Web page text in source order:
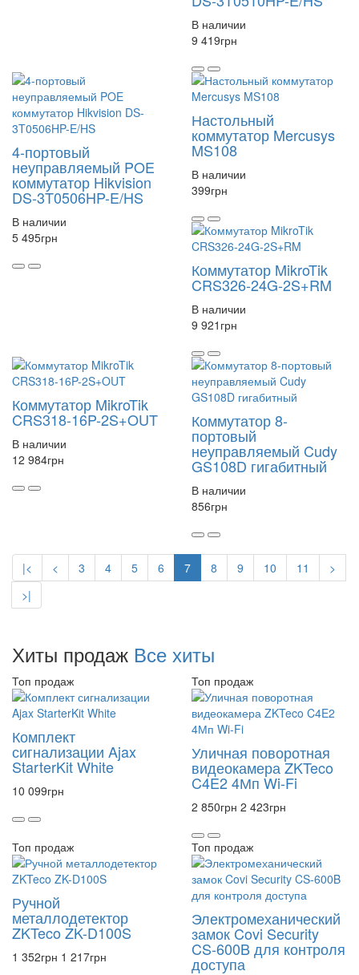
В наличии
9 419грн
4-портовый
неуправляемый POE
коммутатор Hikvision
DS-3T0506HP-E/HS
В наличии
5 495грн
Настольный
коммутатор Mercusys
MS108
В наличии
399грн
Коммутатор MikroTik
CRS326-24G-2S+RM
В наличии
9 921 грн
Коммутатор MikroTik
CRS318-16P-2S+OUT
В наличии
12 984грн
Коммутатор 8-
портовый
неуправляемый Cudy
GS108D гигабитный
В наличии
856грн
|< < 3 4 5 6 7 8 9 10 11
>
>|
Хиты продаж Все хиты
Топ продаж
Комплект
сигнализации Ajax
StarterKit White
10 099грн
Топ продаж
Уличная поворотная
видеокамера ZKTeco
C4E2 4Мп Wi-Fi
2 850грн 2 423грн
Топ продаж
Ручной
металлодетектор
ZKTeco ZK-D100S
1 352грн 1 217грн
Топ продаж
Электромеханический
замок Covi Security
CS-600B для контроля
доступа